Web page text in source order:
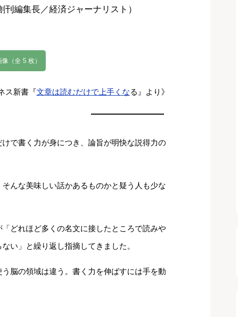
編集長／経済ジャーナリスト）
（全 5 枚）
ス新書『文章は読むだけで上手くなる』より》
で書く力が身につき、論旨が明快な説得力の
んな美味しい話かあるものかと疑う人も少な
どれほど多くの名文に接したところで読みや
い」と繰り返し指摘してきました。
脳の領域は違う。書く力を伸ばすには手を動